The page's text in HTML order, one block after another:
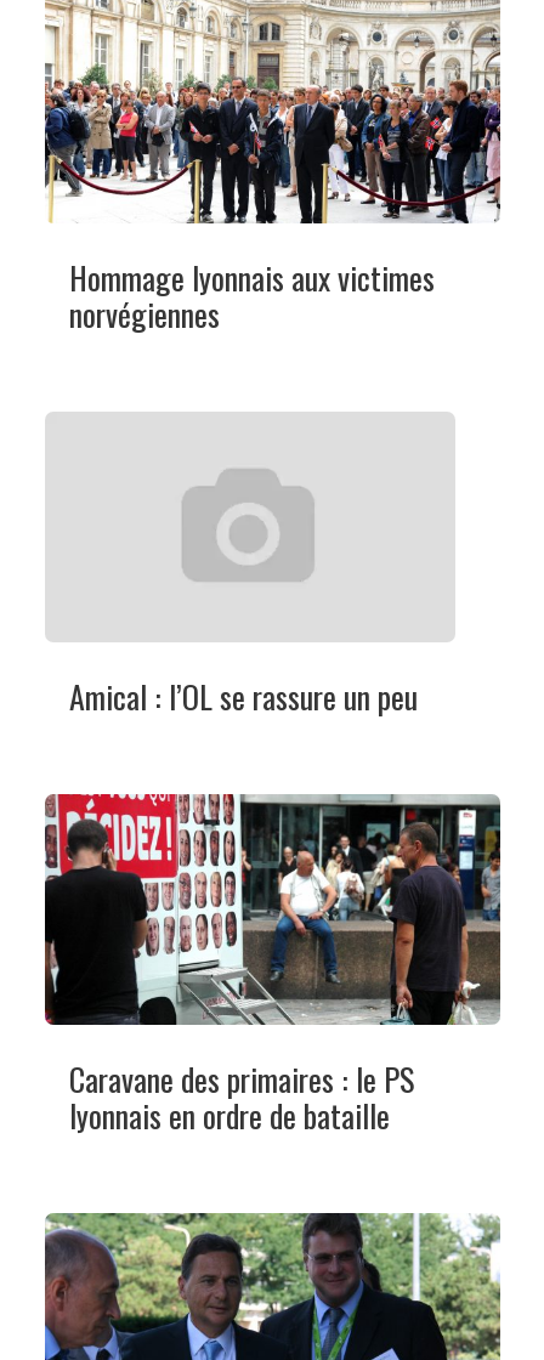
Hommage lyonnais aux victimes
norvégiennes
Amical : l’OL se rassure un peu
Caravane des primaires : le PS
lyonnais en ordre de bataille